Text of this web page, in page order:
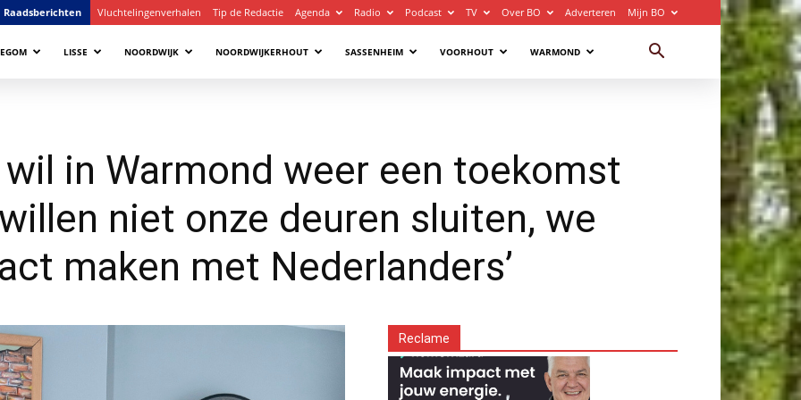
Raadsberichten Vluchtelingenverhalen Tip de Redactie Agenda Radio Podcast TV Over BO Adverteren Mijn BO
LISSE NOORDWIJK NOORDWIJKERHOUT SASSENHEIM VOORHOUT WARMOND
in Warmond weer een toekomst
niet onze deuren sluiten, we
maken met Nederlanders’
Reclame